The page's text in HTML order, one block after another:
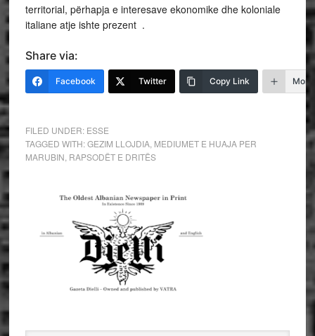
territorial, përhapja e interesave ekonomike dhe koloniale
italiane atje ishte prezent .
Share via:
Facebook Twitter Copy Link More
FILED UNDER: ESSE
TAGGED WITH:GEZIM LLOJDIA, MEDIUMET E HUAJA PER
MARUBIN RAPSODËT E DRITËS